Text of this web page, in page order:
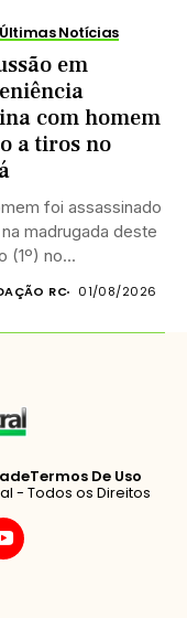
Últimas Notícias
em
com homem
a tiros no
foi assassinado
madrugada deste
(1º) no...
RC 01/08/2026
Termos De Uso
- Todos os Direitos